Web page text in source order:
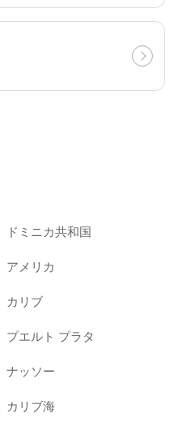
ドミニカ共和国
アメリカ
カリブ
プエルト プラタ
ナッソー
カリブ海